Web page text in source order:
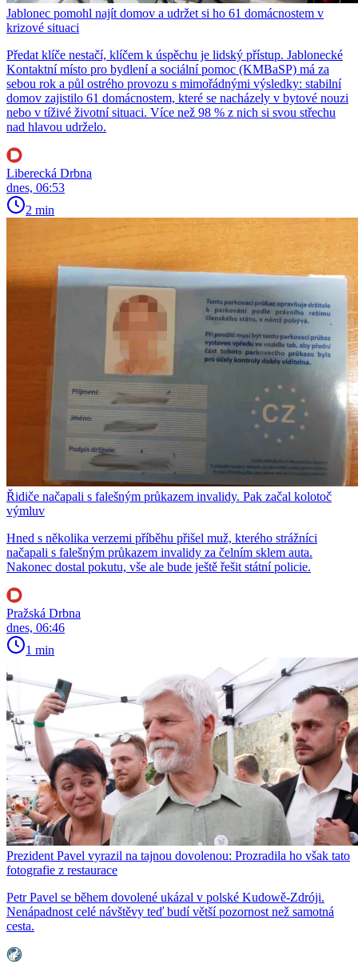
Jablonec pomohl najít domov a udržet si ho 61 domácnostem v
krizové situaci
Předat klíče nestačí, klíčem k úspěchu je lidský přístup. Jablonecké
Kontaktní místo pro bydlení a sociální pomoc (KMBaSP) má za
sebou rok a půl ostrého provozu s mimořádnými výsledky: stabilní
domov zajistilo 61 domácnostem, které se nacházely v bytové nouzi
nebo v tíživé životní situaci. Více než 98 % z nich si svou střechu
nad hlavou udrželo.
Liberecká Drbna
dnes, 06:53
2 min
Řidiče načapali s falešným průkazem invalidy. Pak začal kolotoč
výmluv
Hned s několika verzemi příběhu přišel muž, kterého strážníci
načapali s falešným průkazem invalidy za čelním sklem auta.
Nakonec dostal pokutu, vše ale bude ještě řešit státní policie.
Pražská Drbna
dnes, 06:46
1 min
Prezident Pavel vyrazil na tajnou dovolenou: Prozradila ho však tato
fotografie z restaurace
Petr Pavel se během dovolené ukázal v polské Kudowě-Zdróji.
Nenápadnost celé návštěvy teď budí větší pozornost než samotná
cesta.